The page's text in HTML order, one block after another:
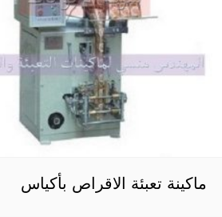
ماكينة تعبئة الاقراص بأكياس